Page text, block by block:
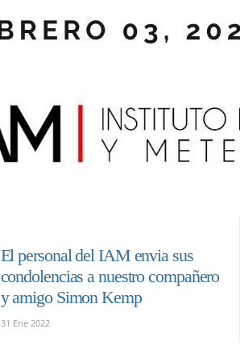
El personal del IAM envia sus
condolencias a nuestro compañero
y amigo Simon Kemp
31 Ene 2022